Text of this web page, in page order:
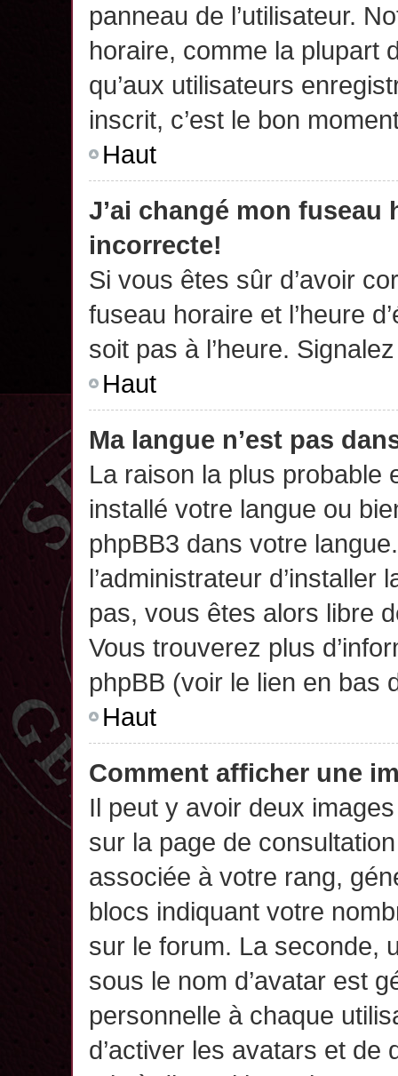
panneau de l’utilisateur.
horaire, comme la plupart
qu’aux utilisateurs
inscrit, c’est le bon
Haut
J’ai changé mon fuseau
incorrecte!
Si vous êtes sûr d’avoir
fuseau horaire et l’heure
soit pas à l’heure.
Haut
Ma langue n’est pas
La raison la plus probable
installé votre langue ou
phpBB3 dans votre
l’administrateur d’installer
pas, vous êtes alors libre
Vous trouverez plus
phpBB (voir le lien en bas
Haut
Comment afficher une
Il peut y avoir deux
sur la page de
associée à votre rang,
blocs indiquant votre
sur le forum. La seconde,
sous le nom d’avatar est
personnelle à chaque
d’activer les avatars et de